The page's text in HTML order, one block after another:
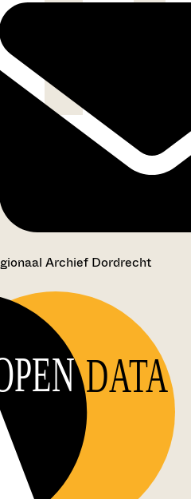
Archief Dordrecht
DATA